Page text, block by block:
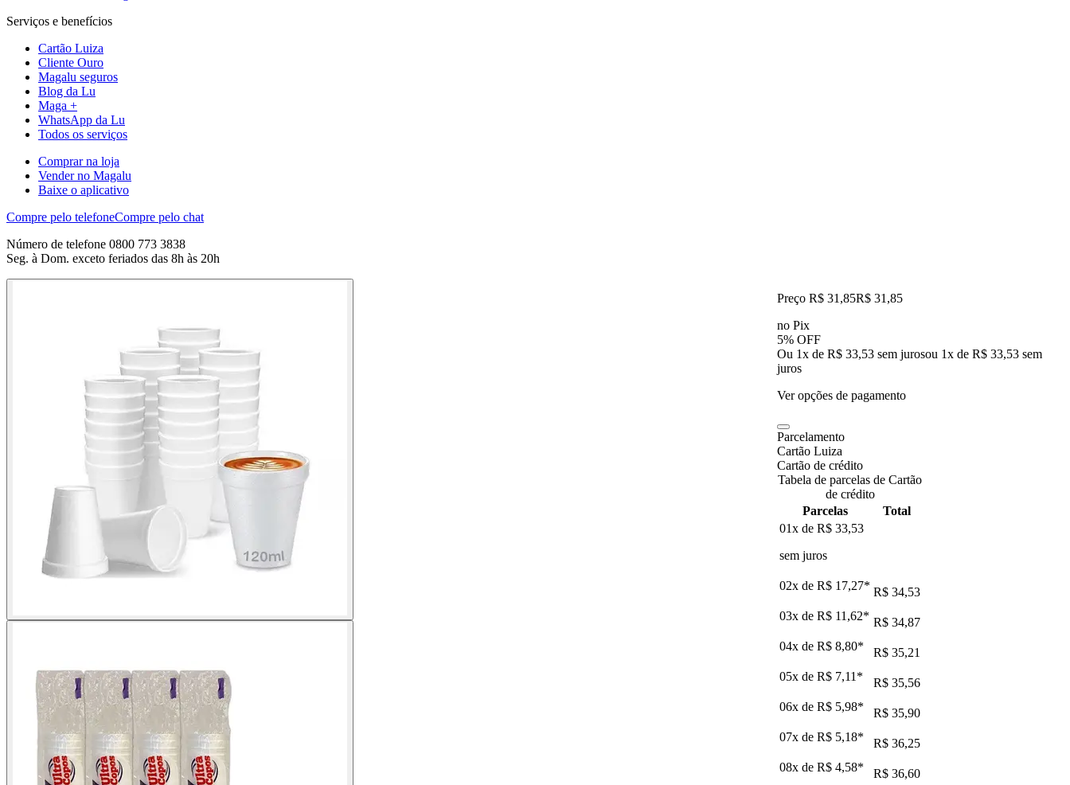
Serviços e benefícios
Cartão Luiza
Cliente Ouro
Magalu seguros
Blog da Lu
Maga +
WhatsApp da Lu
Todos os serviços
Comprar na loja
Vender no Magalu
Baixe o aplicativo
Compre pelo telefoneCompre pelo chat
Número de telefone 0800 773 3838
Seg. à Dom. exceto feriados das 8h às 20h
Preço R$ 31,85R$ 31 ,85
no Pix
5% OFF
Ou 1x de R$ 33,53 sem jurosou 1x de R$ 33,53 sem
juros
Ver opções de pagamento
Parcelamento
Cartão Luiza
Cartão de crédito
Tabela de parcelas de Cartão
de crédito
Parcelas
Total
01x de R$ 33,53
sem juros
02x de R$ 17,27* R$ 34,53
03x de R$ 11,62* R$ 34,87
04x de R$ 8,80*
R$ 35,21
05x de R$ 7,11 *
R$ 35,56
06x de R$ 5,98*
R$ 35,90
07x de R$ 5,18*
R$ 36,25
08x de R$ 4,58*
R$ 36,60